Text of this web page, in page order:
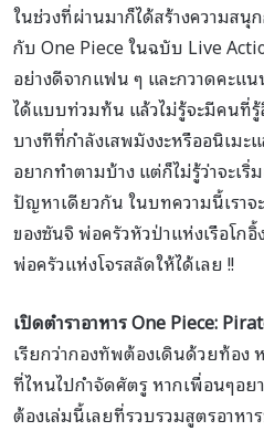
ในช่วงที่ผ่านมาก็ได้สร้างความส
กับ One Piece ในฉบับ Live
อย่างดีจากแฟน ๆ และกวาดคะแ
ได้แบบท่วมท้น แล้วไม่รู้จะมีคนที่
บางทีที่กำลังเสพมังงะหรืออนิเมะ
อยากทำตามบ้าง แต่ก็ไม่รู้ว่าจะเ
ปัญหาเดียวกัน ในบทความนี้เราจ
ของซันจิ พ่อครัวหัวป่าแห่งเรือโก
พ่อครัวแห่งโจรสลัดให้ได้เลย !!
เปิดตำราอาหาร One Piece:
เรียกว่ากองทัพต้องเดินด้วยท้อง
ที่ไหนไปกำจัดศัตรู หากเพื่อนๆอย
ต้องเล่มนี้เลยที่รวบรวมสูตรอาหา